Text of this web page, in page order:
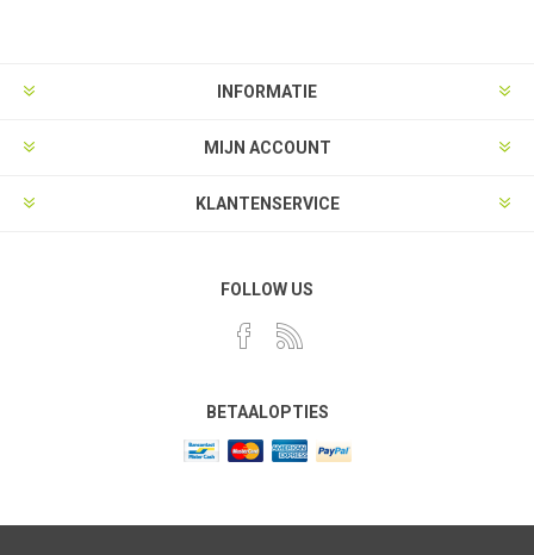
INFORMATIE
MIJN ACCOUNT
KLANTENSERVICE
FOLLOW US
BETAALOPTIES